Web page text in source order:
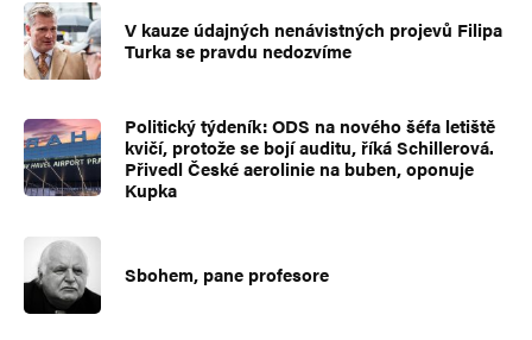
V kauze údajných nenávistných projevů Filipa
Turka se pravdu nedozvíme
Politický týdeník: ODS na nového šéfa letiště
kvičí, protože se bojí auditu, říká Schillerová.
Přivedl České aerolinie na buben, oponuje
Kupka
Sbohem, pane profesore